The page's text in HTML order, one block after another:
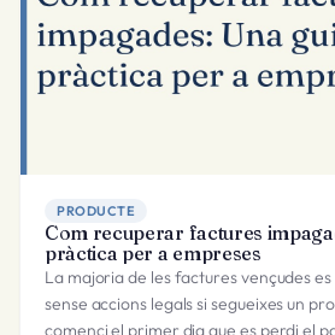
PRODUCTE
Com recuperar factures
pràctica per a empreses
La majoria de les factures vençudes
sense accions legals si segueixes un
comenci el primer dia que es perdi el